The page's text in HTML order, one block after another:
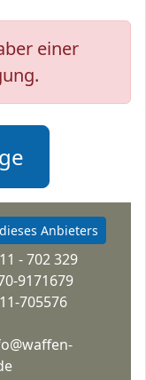
einer
Anbieters
- 702 329
9171679
705576